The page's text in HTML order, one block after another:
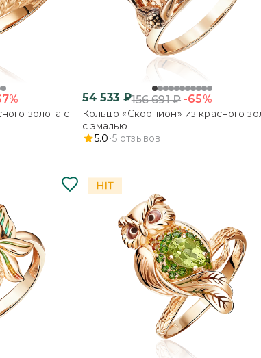
золота с
54 533 ₽156 691₽ -65%
Кольцо «Скорпион» из красного
с эмалью
5.0 5 отзывов